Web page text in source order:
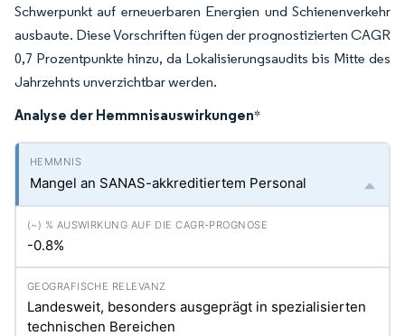
Schwerpunkt auf erneuerbaren Energien und Schienenverkehr
ausbaute. Diese Vorschriften fügen der prognostizierten CAGR
0,7 Prozentpunkte hinzu, da Lokalisierungsaudits bis Mitte des
Jahrzehnts unverzichtbar werden.
Analyse der Hemmnisauswirkungen*
Mangel an SANAS-akkreditiertem Personal
-0.8%
Landesweit, besonders ausgeprägt in spezialisierten
technischen Bereichen